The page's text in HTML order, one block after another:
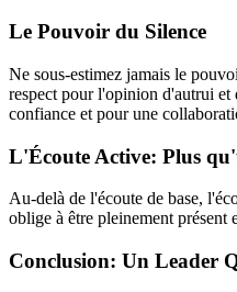
Le Pouvoir du Silence
Ne sous-estimez jamais le
respect pour l'opinion d'autrui et
confiance et pour une
L'Écoute Active: Plus
Au-delà de l'écoute de base,
oblige à être pleinement présent
Conclusion: Un Leader